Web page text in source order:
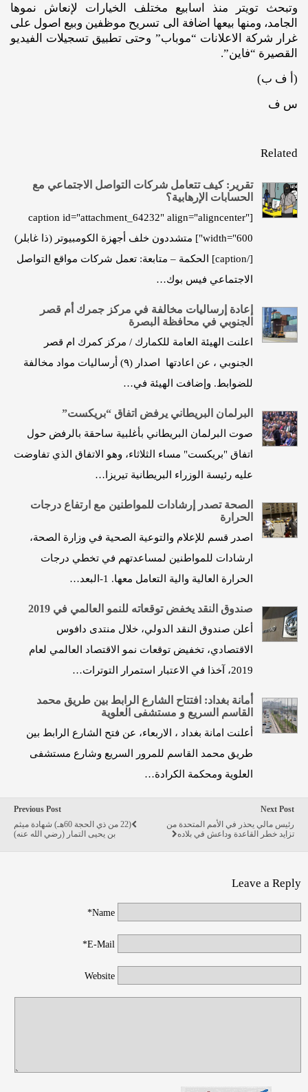
وتبحث تويتر منذ اسابيع مختلف الخيارات لإنعاش نموها
الجامد، ومنها بيعها اضافة الى تسريح موظفين وبيع اصول على
غرار شركة الاعلانات “موباب” وحتى تطبيق تسجيلات الفيديو
القصيرة “فاين”.
(أ ف ب)
س ف
Related
تقرير: كيف تتعامل شركات التواصل الاجتماعي مع
الحسابات الإرهابية؟
[caption id="attachment_64232" align="aligncenter"
width="600"] متشددون خلف أجهزة الكومبيوتر (ذا غابلر)
[/caption] الحكمة – متابعة: تعمل شركات مواقع التواصل
الاجتماعي فيس بوك…
إعادة إرساليات مخالفة في مركز جمرك أم قصر
الجنوبي في محافظة البصرة
اعلنت الهيئة العامة للكمارك / مركز كمرك ام قصر
الجنوبي ، عن اعادتها اصدار (٩) أرساليات مواد مخالفة
للضوابط. وإضافت الهيئة في…
البرلمان البريطاني يرفض اتفاق “بريكست”
صوت البرلمان البريطاني بأغلبية ساحقة بالرفض حول
اتفاق "بريكست" مساء الثلاثاء، وهو الاتفاق الذي تفاوضت
عليه رئيسة الوزراء البريطانية تيريزا…
الصحة تصدر إرشادات للمواطنين مع ارتفاع درجات
الحرارة
اصدر قسم للإعلام والتوعية الصحية في وزارة الصحة،
ارشادات للمواطنين لمساعدتهم في تخطي درجات
الحرارة العالية والية التعامل معها. 1-البعد…
صندوق النقد يخفض توقعاته للنمو العالمي في 2019
أعلن صندوق النقد الدولي، خلال منتدى دافوس
الاقتصادي، تخفيض توقعات نمو الاقتصاد العالمي لعام
2019، آخذا في الاعتبار استمرار التوترات…
أمانة بغداد: افتتاح الشارع الرابط بين طريق محمد
القاسم السريع و مستشفى العلوية
أعلنت امانة بغداد ، الاربعاء، عن فتح الشارع الرابط بين
طريق محمد القاسم للمرور السريع وشارع مستشفى
العلوية ومحكمة الكرادة…
Previous Post
(22 من ذي الحجة 60هـ) شهادة ميثم
بن يحيى التمار (رضي الله عنه)
Next Post
رئيس مالي يحذر في الأمم المتحدة من
تزايد خطر القاعدة وداعش في بلاده
Leave a Reply
Name*
E-Mail*
Website